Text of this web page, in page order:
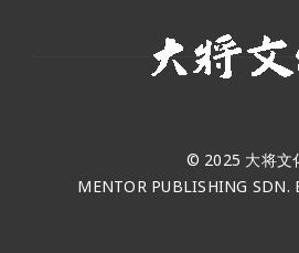
© 2025 大将文
MENTOR PUBLISHING SDN.